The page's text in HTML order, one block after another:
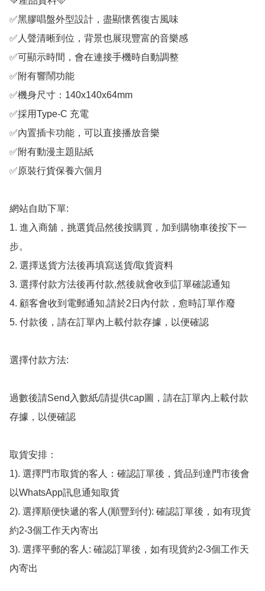
✅黑膠唱盤外型設計，盡顯懷舊復古風味
✅人聲清晰到位，背景也展現豐富的音樂感
✅可顯示時間，會在連接手機時自動調整
✅附有響鬧功能
✅機身尺寸：140x140x64mm
✅採用Type-C 充電
✅內置插卡功能，可以直接播放音樂
✅附有動漫主題貼紙
✅原裝行貨保養六個月
網站自助下單:
1. 進入商舖，挑選貨品然後按購買，加到購物車後按下一
步。
2. 選擇送貨方法後再填寫送貨/取貨資料
3. 選擇付款方法後再付款,然後就會收到訂單確認通知
4. 顧客會收到電郵通知,請於2日內付款，愈時訂單作廢
5. 付款後，請在訂單內上載付款存據，以便確認
選擇付款方法:
過數後請Send入數紙/請提供cap圖，請在訂單內上載付款
存據，以便確認
取貨安排：
1). 選擇門市取貨的客人：確認訂單後，貨品到達門市後會
以WhatsApp訊息通知取貨
2). 選擇順便快遞的客人(順豐到付): 確認訂單後，如有現貨
約2-3個工作天內寄出
3). 選擇平郵的客人: 確認訂單後，如有現貨約2-3個工作天
內寄出